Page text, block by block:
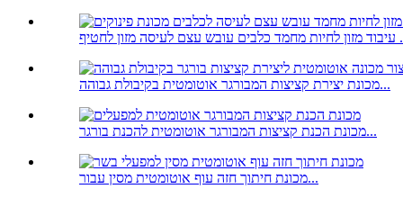
לחטיף ...
מכונת יצירת קציצות המבורגר אוטומטית בקיבולת גבוהה...
מכונת הכנת קציצות המבורגר אוטומטית להכנת בורגר...
מכונת חיתוך חזה עוף אוטומטית מסין עבור...